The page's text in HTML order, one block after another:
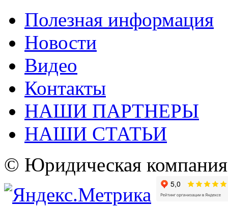
Полезная информация
Новости
Видео
Контакты
НАШИ ПАРТНЕРЫ
НАШИ СТАТЬИ
© Юридическая